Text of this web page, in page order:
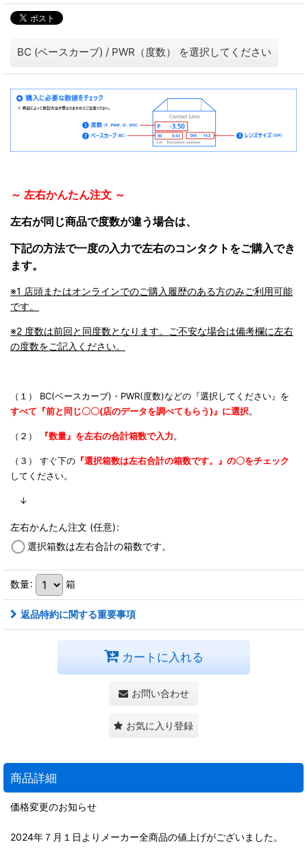
BC (ベースカーブ) / PWR（度数） を選択してください
～ 左右かんたん注文 ～
左右が同じ商品で度数が違う場合は、
下記の方法で一度の入力で左右のコンタクトをご購入でき
ます。
※1 店頭またはオンラインでのご購入履歴のある方のみご利用可能
です。
※2 度数は前回と同度数となります。ご不安な場合は備考欄に左右
の度数をご記入ください。
（１） BC(ベースカーブ)・PWR(度数)などの『選択してください』を
すべて『前と同じ〇〇(店のデータを調べてもらう)』に選択。
（２） 『数量』を左右の合計箱数で入力。
（３） すぐ下の 『選択箱数は左右合計の箱数です。』の〇をチェック
してください。
↓
左右かんたん注文 (任意):
選択箱数は左右合計の箱数です。
数量: 箱
返品特約に関する重要事項
カートに入れる
お問い合わせ
お気に入り登録
商品詳細
価格変更のお知らせ
2024年７月１日よりメーカー全商品の値上げがございました。